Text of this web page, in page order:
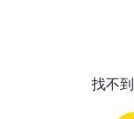
找不